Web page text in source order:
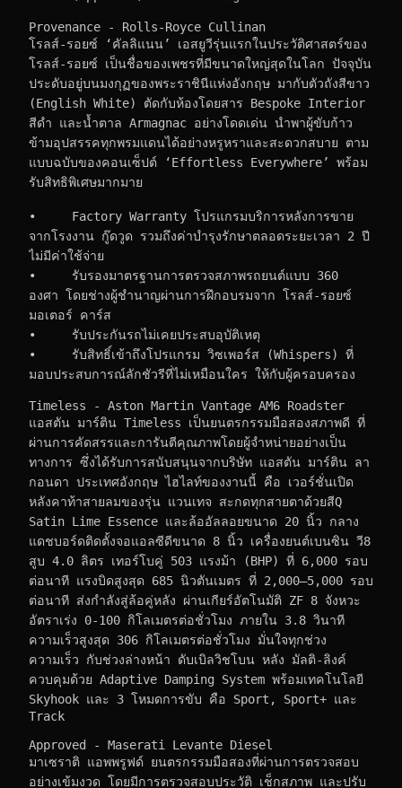
Provenance - Rolls-Royce Cullinan
โรลส์-รอยซ์ ‘คัลลิแนน’ เอสยูวีรุ่นแรกในประวัติศาสตร์ของ
โรลส์-รอยซ์ เป็นชื่อของเพชรที่มีขนาดใหญ่สุดในโลก ปัจจุบัน
ประดับอยู่บนมงกุฏของพระราชินีแห่งอังกฤษ มากับตัวถังสีขาว
(English White) ตัดกับห้องโดยสาร Bespoke Interior
สีดำ และน้ำตาล Armagnac อย่างโดดเด่น นำพาผู้ขับก้าว
ข้ามอุปสรรคทุกพรมแดนได้อย่างหรูหราและสะดวกสบาย ตาม
แบบฉบับของคอนเซ็ปต์ ‘Effortless Everywhere’ พร้อม
รับสิทธิพิเศษมากมาย
•     Factory Warranty โปรแกรมบริการหลังการขาย
จากโรงงาน กู๊ดวูด รวมถึงค่าบำรุงรักษาตลอดระยะเวลา 2 ปี
ไม่มีค่าใช้จ่าย
•     รับรองมาตรฐานการตรวจสภาพรถยนต์แบบ 360
องศา โดยช่างผู้ชำนาญผ่านการฝึกอบรมจาก โรลส์-รอยซ์
มอเตอร์ คาร์ส
•     รับประกันรถไม่เคยประสบอุบัติเหตุ
•     รับสิทธิ์เข้าถึงโปรแกรม วิซเพอร์ส (Whispers) ที่
มอบประสบการณ์ลักชัวรีที่ไม่เหมือนใคร ให้กับผู้ครอบครอง
Timeless - Aston Martin Vantage AM6 Roadster
แอสตัน มาร์ติน Timeless เป็นยนตรกรรมมือสองสภาพดี ที่
ผ่านการคัดสรรและการันตีคุณภาพโดยผู้จำหน่ายอย่างเป็น
ทางการ ซึ่งได้รับการสนับสนุนจากบริษัท แอสตัน มาร์ติน ลา
กอนดา ประเทศอังกฤษ ไฮไลท์ของงานนี้ คือ เวอร์ชั่นเปิด
หลังคาท้าสายลมของรุ่น แวนเทจ สะกดทุกสายตาด้วยสีQ
Satin Lime Essence และล้ออัลลอยขนาด 20 นิ้ว กลาง
แดชบอร์ดติดตั้งจอแอลซีดีขนาด 8 นิ้ว เครื่องยนต์เบนซิน วี8
สูบ 4.0 ลิตร เทอร์โบคู่ 503 แรงม้า (BHP) ที่ 6,000 รอบ
ต่อนาที แรงบิดสูงสุด 685 นิวตันเมตร ที่ 2,000–5,000 รอบ
ต่อนาที ส่งกำลังสู่ล้อคู่หลัง ผ่านเกียร์อัตโนมัติ ZF 8 จังหวะ
อัตราเร่ง 0-100 กิโลเมตรต่อชั่วโมง ภายใน 3.8 วินาที
ความเร็วสูงสุด 306 กิโลเมตรต่อชั่วโมง มั่นใจทุกช่วง
ความเร็ว กับช่วงล่างหน้า ดับเบิลวิชโบน หลัง มัลติ-ลิงค์
ควบคุมด้วย Adaptive Damping System พร้อมเทคโนโลยี
Skyhook และ 3 โหมดการขับ คือ Sport, Sport+ และ
Track
Approved - Maserati Levante Diesel
มาเซราติ แอพพรูฟด์ ยนตรกรรมมือสองที่ผ่านการตรวจสอบ
อย่างเข้มงวด โดยมีการตรวจสอบประวัติ เช็กสภาพ และปรับ